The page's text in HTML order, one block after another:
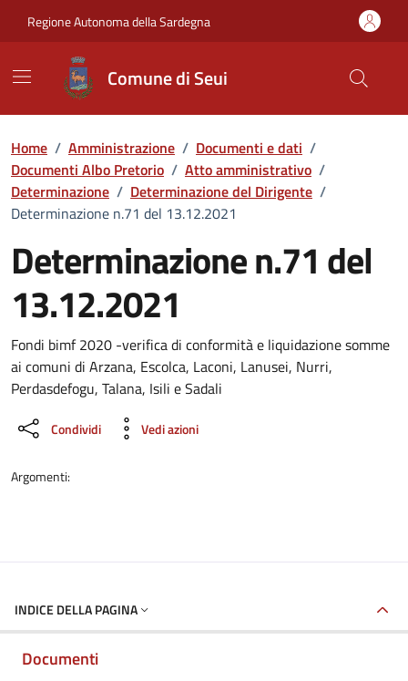
Regione Autonoma della Sardegna
Comune di Seui
Home / Amministrazione / Documenti e dati /
Documenti Albo Pretorio / Atto amministrativo /
Determinazione / Determinazione del Dirigente /
Determinazione n.71 del 13.12.2021
Determinazione n.71 del
13.12.2021
Dettaglio del documento
Fondi bimf 2020 -verifica di conformità e liquidazione somme
ai comuni di Arzana, Escolca, Laconi, Lanusei, Nurri,
Perdasdefogu, Talana, Isili e Sadali
Condividi Vedi azioni
Argomenti:
INDICE DELLA PAGINA
Documenti